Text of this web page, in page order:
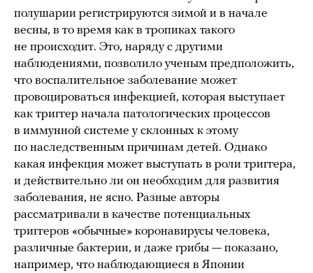
полушарии регистрируются зимой и в начале
весны, в то время как в тропиках такого
не происходит. Это, наряду с другими
наблюдениями, позволило ученым предположить,
что воспалительное заболевание может
провоцироваться инфекцией, которая выступает
как триггер начала патологических процессов
в иммунной системе у склонных к этому
по наследственным причинам детей. Однако
какая инфекция может выступать в роли триггера,
и действительно ли он необходим для развития
заболевания, не ясно. Разные авторы
рассматривали в качестве потенциальных
триггеров «обычные» коронавирусы человека,
различные бактерии, и даже грибы — показано,
например, что наблюдающиеся в Японии